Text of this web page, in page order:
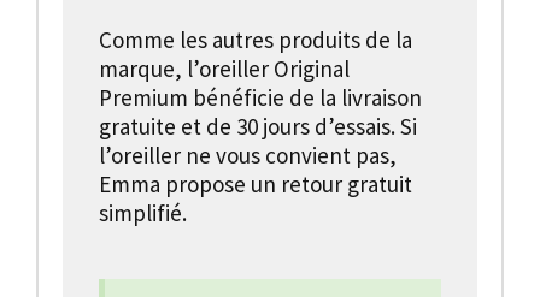
Comme les autres produits de la
marque, l’oreiller Original
Premium bénéficie de la livraison
gratuite et de 30 jours d’essais. Si
l’oreiller ne vous convient pas,
Emma propose un retour gratuit
simplifié.